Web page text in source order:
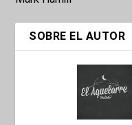
SOBRE EL AUTOR